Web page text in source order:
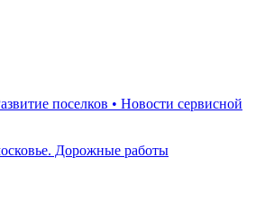
поселков • Новости сервисной
Дорожные работы